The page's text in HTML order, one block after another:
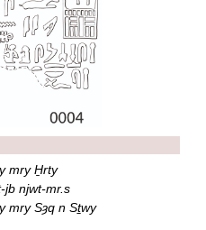
mry H̱rty
jb njwt-mr.s
mry Sȝq n Sṯwy